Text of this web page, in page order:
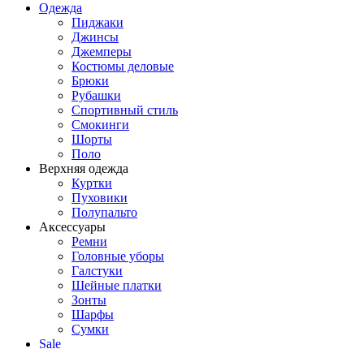
Одежда
Пиджаки
Джинсы
Джемперы
Костюмы деловые
Брюки
Рубашки
Спортивный стиль
Смокинги
Шорты
Поло
Верхняя одежда
Куртки
Пуховики
Полупальто
Аксессуары
Ремни
Головные уборы
Галстуки
Шейные платки
Зонты
Шарфы
Сумки
Sale